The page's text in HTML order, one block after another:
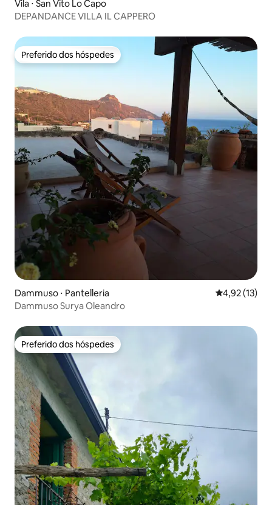
Vila ⋅ San Vito Lo Capo
DEPANDANCE VILLA IL CAPPERO
Preferido dos hóspedes
Preferido dos hóspedes
Dammuso ⋅ Pantelleria 4,92 de uma
4,92 (13)
Dammuso Surya Oleandro
Preferido dos hóspedes
Preferido dos hóspedes